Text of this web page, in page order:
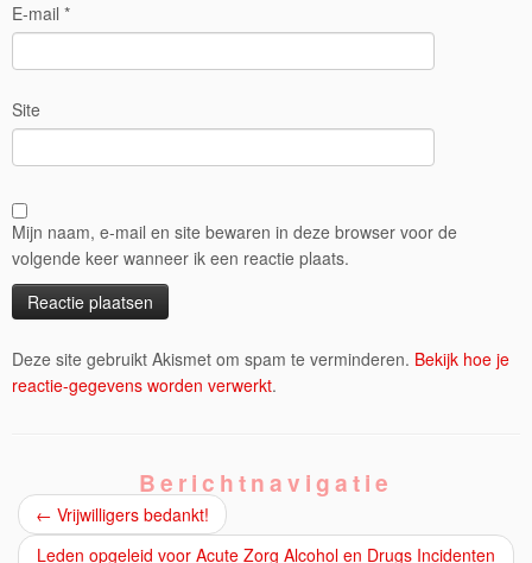
E-mail *
Site
Mijn naam, e-mail en site bewaren in deze browser voor de
volgende keer wanneer ik een reactie plaats.
Deze site gebruikt Akismet om spam te verminderen. Bekijk hoe je
reactie-gegevens worden verwerkt.
Berichtnavigatie
← Vrijwilligers bedankt!
Leden opgeleid voor Acute Zorg Alcohol en Drugs Incidenten